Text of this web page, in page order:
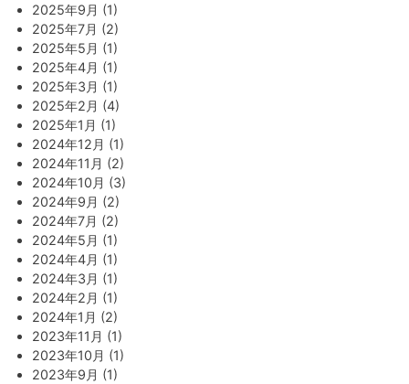
2025年9月 (1)
2025年7月 (2)
2025年5月 (1)
2025年4月 (1)
2025年3月 (1)
2025年2月 (4)
2025年1月 (1)
2024年12月 (1)
2024年11月 (2)
2024年10月 (3)
2024年9月 (2)
2024年7月 (2)
2024年5月 (1)
2024年4月 (1)
2024年3月 (1)
2024年2月 (1)
2024年1月 (2)
2023年11月 (1)
2023年10月 (1)
2023年9月 (1)